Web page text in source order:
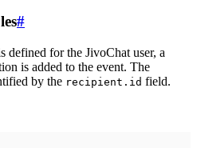
#
defined for the JivoChat user, a
is added to the event. The
by the recipient.id field.